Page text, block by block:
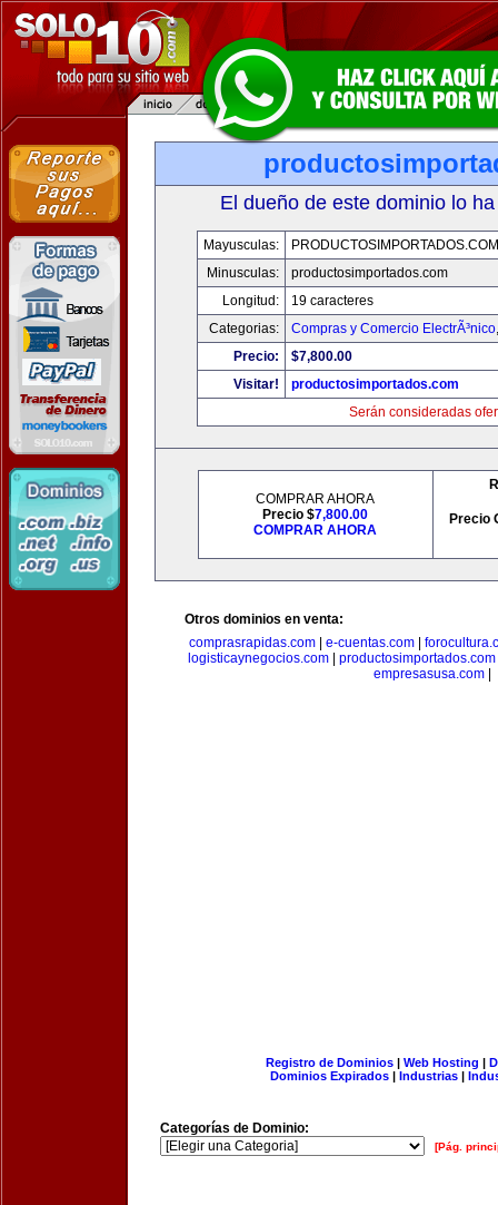
El dueño de este dominio lo
Mayusculas:
PRODUCTOSIMPORTADOS.COM
Minusculas:
productosimportados.com
Longitud:
19 caracteres
Categorias:
Compras y Comercio ElectrÃ³nico
Precio:
$7,800.00
Visitar!
productosimportados.com
Serán consideradas
COMPRAR AHORA
Precio $7,800.00
COMPRAR AHORA
Precio
Otros dominios en venta:
comprasrapidas.com
e-cuentas.com
logisticaynegocios.com
productosimportados.com
empresasusa.com
Registro de Dominios| Web Hosting |
Dominios Expirados | Industrias |
Categorías de Dominio:
[Pág.